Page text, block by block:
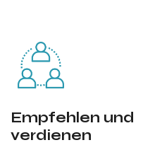
Empfehlen und
verdienen